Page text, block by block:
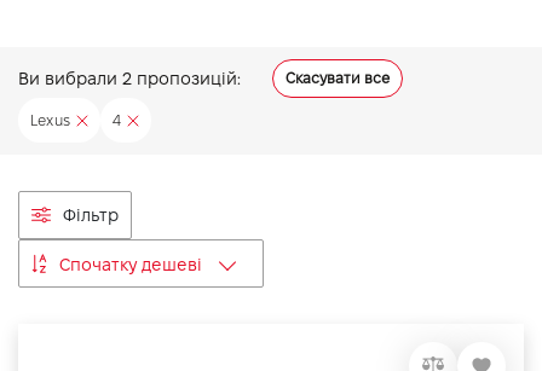
Ви вибрали 2 пропозицій: Скасувати все
Lexus 4
Фільтр
Спочатку дешеві
Вакансії
Контакти